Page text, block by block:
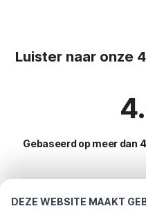
DEZE WEBSITE MAAKT
Luister naar onze
Gebaseerd op meer dan
Meest populaire